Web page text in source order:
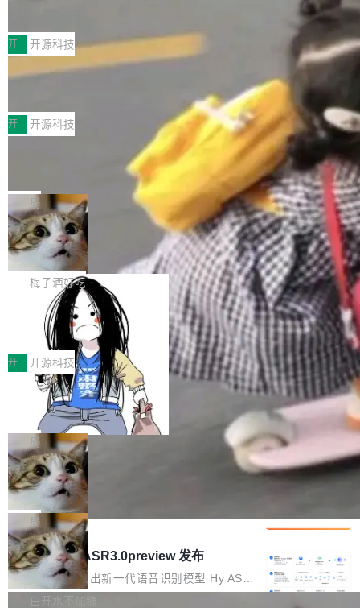
MPComm将作为一种传输引擎接入Mooncake T
ENT，实现零拷贝传输性能提升30%、非零拷贝
传输性能最高提升5倍。UCL-MPComm底层基
于自研UCL-Engine通信引擎，后续腾讯网平将
持续开源更多基于UCL-Engine的高性能通信组
件。 腾讯网平团队在UCL-MPComm中实现了一
个独立于业务线程的全局通信引擎（Engine），
型案例入选名单》，深信服“面向企业研发场景的
开源 AI 编程平台 CoStrict 应用”凭借卓越的技术
创新与落地成效成功入选。 全链路私有化部署，
助力企业AI研发安全落地 当前，越来越多企业已
经开始引入 AI Coding 工具，通过调用公有云模
型或企业内部部署模型提升研发效率。但随着 AI
Coding 从个人辅助工具逐步走向团队级、组织
级应用，企业在规模化落地过程中，对安全性、
可控性和代码质量提出了更高要求。 首先是数据
安全与合规要求。对于大多数普通研发场景，公
有云模型能够满足快速试用和效率提升的需求。
但对于金融、能源、医疗等对数据安全要求较...
开 开源科技
深信服AI算力网关入选工信部人工智能
前不久，工业和信息化部正式发布《2025年人工
智能应用典型案例名单》，集中展示人工智能在
各领域的应用成果，覆盖技术底座、行业赋能、
产品应用、支撑保障、专题等五大方向。深信服
AI算力网关（AI创新平台）成功入选！ 随着各行
各业的Agent走向规模化建设，算力构成形态逐
渐丰富，用户关注的重点也在发生变化：不只是
让AI用起来，还要进一步看清混合算力时代下，
Token花在哪里、算力是否被充分利用，以及持
续增长的AI成本该如何优化。 深信服AI算力网关
正是围绕这些实际问题，从Token治理和成本治
理两个方面，让用户的每一份算力都看得清、管
得住、用得稳、省得下、更安全！ 一、从现在开
始，Token使用一目...
开 开源科技
Jeff Dean 离开 Google：一个时代的结
束，一个实验室的开始
Google 员工编号 20。MapReduce 作者之一。
Bigtable 作者之一。TensorFlow 的作者之一。
Gemini 的架构师。Google 首席科学家。 Jeff D
ean 在 Google 工作了 27 年后，宣布离职。 他
不是一个人走。一同离开的还有 Sanjay Ghema
wat（Google 员工编号 23，Jeff Dean 二十多
年的编程搭档，MapReduce 和 Bigtable 的共同
作者）、Quoc Le（Google 大脑核心成员，Se
q2Seq 和 DocAI 的共同发明人）以及 Oriol Vin
yals（Gemini 联合负责人，AlphaSta...
局
🔥 SolonCode v2026.8.4 发布：界面
字体可调、22 种语言、记忆搜索增强
打开终端就能上岗的全中文编码智能体，这一轮
把「看得清、用母语、记得住」三件事一次补
齐。 SolonCode 是什么 SolonCode 是杭州无
耳科技研发的企业级终端编码智能体——一位全
中文驱动的数字员工，自主理解需求、规划步
骤、编写代码。不挑模型、不挑平台，curl 一行
装完即用。 开源地址：Gitee · GitCode · GitHu
b 安装 支持 Java 8+（8~26）、macOS / Linu
x / Windows / Harmony PC。 # macOS / Linu
x / Harmony PC curl -fsSL https://solon.noea
r.org/solon...
梅子酒好吃
让“代码语义理解”深度释放AI Coding
价值潜能：华为云码道（CodeArts）
代码仓技术解析
一、代码仓深度理解技术的作用与价值 在软件工
程实践中，代码仓是企业核心知识资产的主要载
体。企业级代码仓库通常包含数十万乃至数百万
个文件，其规模远超单次模型调用可承载的上下
文窗口。随着项目规模的持续扩张与代码历史的
不断累积，代码仓中的模块关系、接口契约、业
务逻辑等关键信息往往分散于数十乃至数百个文
件之中，形成高度复杂的知识关联网络。传统的
代码检索手段（如关键词匹配、目录遍历）仅能
在语法层面完成文本定位，难以触及代码的语义
内涵与结构关联，导致开发者使用代码智能体在
理解大规模代码仓时面临显著"代码仓理解"瓶
颈。 代码仓深度理解服务（以下简称" CodeBas
e深度理解服务"）是华为云码道（CodeA...
开 开源科技
一条“删库”命令跑 17 小时，算法工程
师删光 89TB 数据只为干私活
最高人民检察院8月4日公布了一起案件：北京一
名90后算法工程师王某，为了给自己接的私活腾
服务器空间，删光了公司AI游戏部门的全部核心
数据。 王某2024年1月入职东城区某科技公司AI
短剧部门，有互联网大厂背景。在公司内部架构
调整期间，部门三次通知全员将数据从A集群迁
移到B集群，王某都回复了"收到"。 他没有迁移
数据。2024年9月3日下午4点，他使用此前登录
的账号密码进入A集群，输入了一条被程序员圈
称为"删库跑路"的命令——最高管理员权限、无
局
Cloudflare 分享推理优化实践：KV ca
che 量化 + 权重压缩，吞吐量提升 4
1%，成本降 30%
Kimi 和 GLM 是当前最强的大模型系列之一，但
它们有一个共同的问题：太吃显存了。月之暗面
的 Kimi K 系列和智谱的 GLM 都是长上下文、M
oE 架构的大模型，好用到让人上瘾，但 GPU 显
存永远不够用。 Cloudflare 的 Workers AI 团队
一直在跑这些模型的推理。他们在官方博客上发
局
腾讯混元 Hy ASR3.0preview 发布
腾讯混元正式推出新一代语音识别模型 Hy ASR
3.0preview。基于最新一代大语言模型 Hy3 的
白开水不加糖